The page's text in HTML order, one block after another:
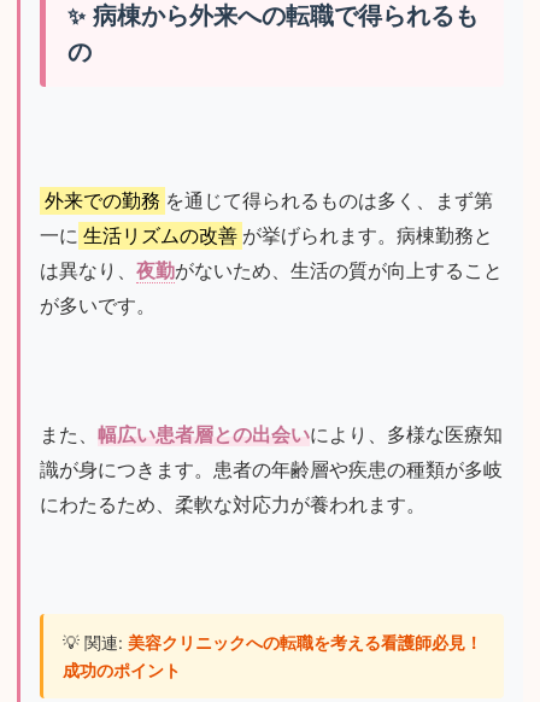
病棟から外来への転職で得られるも
の
外来での勤務 を通じて得られるものは多く、まず第
一に 生活リズムの改善 が挙げられます。病棟勤務と
は異なり、 夜勤がないため、生活の質が向上すること
が多いです。
また、 幅広い患者層との出会いにより、多様な医療知
識が身につきます。患者の年齢層や疾患の種類が多岐
にわたるため、柔軟な対応力が養われます。
💡 関連: 美容クリニックへの転職を考える看護師必見！
成功のポイント